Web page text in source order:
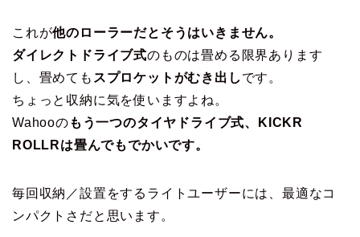
これが他のローラーだとそうはいきません。
ダイレクトドライブ式のものは畳める限界あります
し、畳めても スプロケットがむき出し です。
ちょっと収納に気を使いますよね。
Wahooの もう一つのタイヤドライブ式、KICKR
ROLLRは畳んでもでかいです。
毎回収納／設置をするライトユーザーには、最適なコ
ンパクトさだと思います。